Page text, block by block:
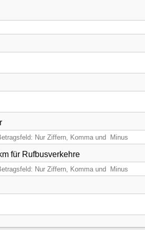
für Rufbusverkehre